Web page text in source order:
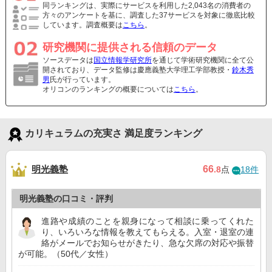
同ランキングは、実際にサービスを利用した2,043名の消費者の
方々のアンケートを基に、調査した37サービスを対象に徹底比較
しています。調査概要はこちら 。
研究機関に提供される信頼のデータ
ソースデータは 国立情報学研究所を通じて学術研究機関に全て公
開されており、データ監修は慶應義塾大学理工学部教授・ 鈴木秀
男 氏が行っています。
オリコンのランキングの概要についてはこちら 。
カリキュラムの充実さ 満足度ランキング
明光義塾 66.8点 18件
明光義塾の口コミ・評判
進路や成績のことを親身になって相談に乗ってくれた
り、いろいろな情報を教えてもらえる。入室・退室の連
絡がメールでお知らせがきたり、急な欠席の対応や振替
が可能。（50代／女性）